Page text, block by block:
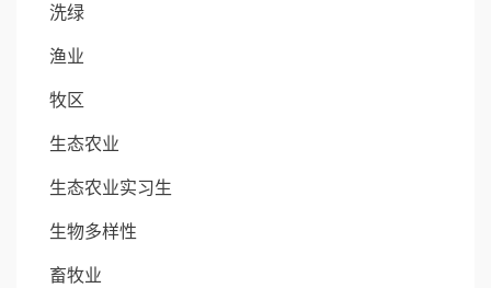
洗绿
渔业
牧区
生态农业
生态农业实习生
生物多样性
畜牧业